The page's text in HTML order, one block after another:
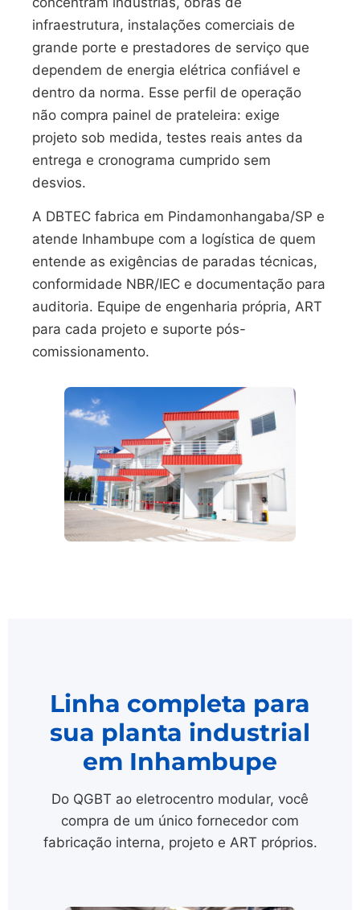
infraestrutura, instalações comerciais de
grande porte e prestadores de serviço que
dependem de energia elétrica confiável e
dentro da norma. Esse perfil de operação
não compra painel de prateleira: exige
projeto sob medida, testes reais antes da
entrega e cronograma cumprido sem
desvios.
A DBTEC fabrica em Pindamonhangaba/SP e
atende Inhambupe com a logística de quem
entende as exigências de paradas técnicas,
conformidade NBR/IEC e documentação para
auditoria. Equipe de engenharia própria, ART
para cada projeto e suporte pós-
comissionamento.
Linha completa para
sua planta industrial
em Inhambupe
Do QGBT ao eletrocentro modular, você
compra de um único fornecedor com
fabricação interna, projeto e ART próprios.